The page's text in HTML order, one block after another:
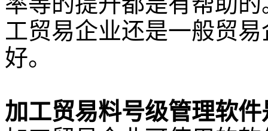
工贸易企业还是一般贸
好。
加工贸易料号级管理软